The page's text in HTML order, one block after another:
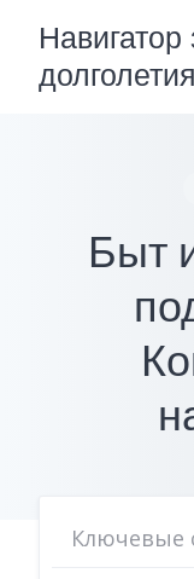
content
Навигатор
долголетия
Быт